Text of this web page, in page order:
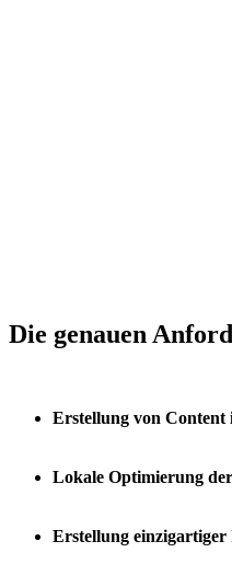
Die genauen
Erstellung von Content
Lokale Optimierung
Erstellung einzigartiger